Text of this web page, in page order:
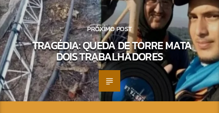
PRÓXIMO POST
TRAGÉDIA: QUEDA DE TORRE MATA
DOIS TRABALHADORES